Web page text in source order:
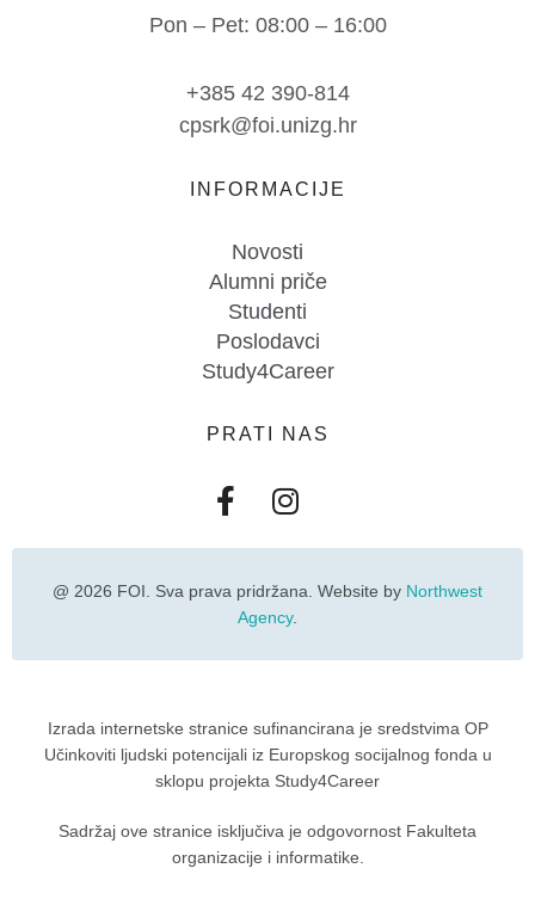
Pon – Pet: 08:00 – 16:00
+385 42 390-814
cpsrk@foi.unizg.hr
INFORMACIJE
Novosti
Alumni priče
Studenti
Poslodavci
Study4Career
PRATI NAS
@ 2026 FOI. Sva prava pridržana. Website by Northwest
Agency.
Izrada internetske stranice sufinancirana je sredstvima OP
Učinkoviti ljudski potencijali iz Europskog socijalnog fonda u
sklopu projekta Study4Career
Sadržaj ove stranice isključiva je odgovornost Fakulteta
organizacije i informatike.